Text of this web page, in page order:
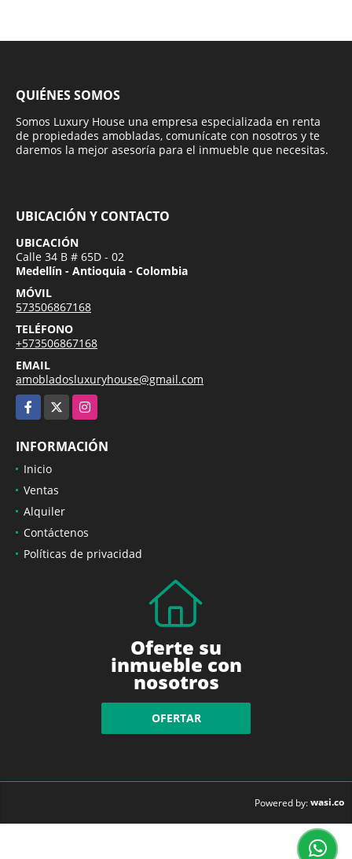
QUIÉNES SOMOS
Somos Luxury House una empresa especializada en renta
de propiedades amobladas, comunícate con nosotros y te
daremos la mejor asesoría para el inmueble que necesitas.
UBICACIÓN Y CONTACTO
UBICACIÓN
Calle 34 B # 65D - 02
Medellín - Antioquia - Colombia
MÓVIL
573506867168
TELÉFONO
+573506867168
EMAIL
amobladosluxuryhouse@gmail.com
Facebook
Instagram
INFORMACIÓN
Inicio
Ventas
Alquiler
Contáctenos
Políticas de privacidad
Oferte su
inmueble con
nosotros
OFERTAR
Powered by:wasi.co